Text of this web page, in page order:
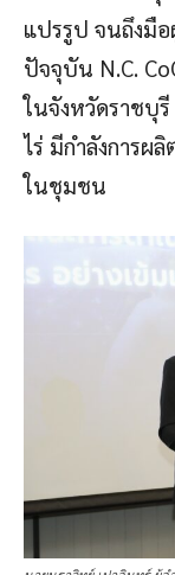
แปรรูป จนถึงมื
ปัจจุบัน N.C.
ในจังหวัดราชบุ
ไร่ มีกำลังการผ
ในชุมชน